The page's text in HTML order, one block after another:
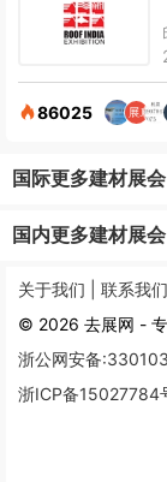
86025
国际更多建材展会
国内更多建材展会
关于我们 | 联系我们
© 2026 去展网 -
浙公网安备
浙ICP备15027784